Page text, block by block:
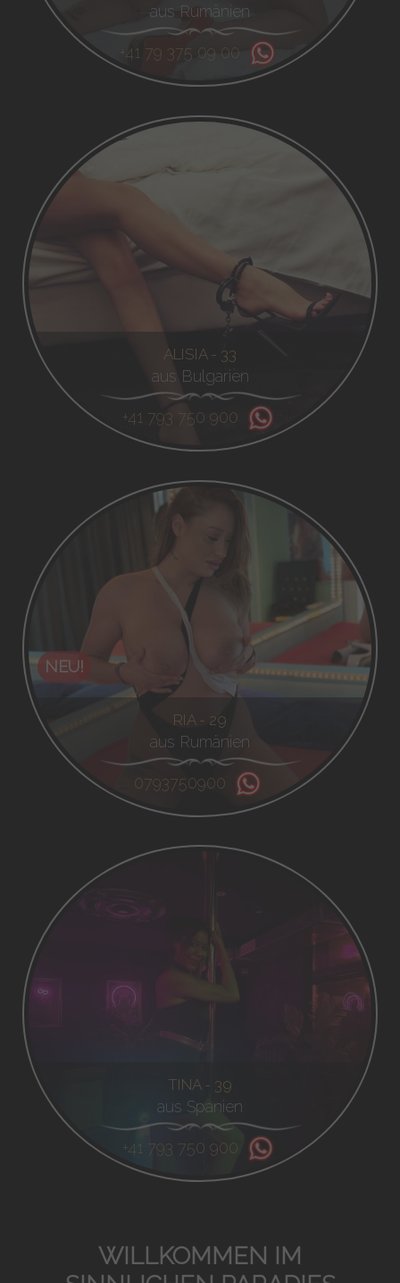
aus Rumänien
+41 79 375 09 00
ALISIA - 33
aus Bulgarien
+41 793 750 900
NEU!
RIA - 29
aus Rumänien
0793750900
TINA - 39
aus Spanien
+41 793 750 900
WILLKOMMEN IM